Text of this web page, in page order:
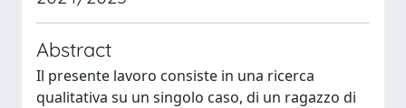
Abstract
Il presente lavoro consiste in una ricerca
qualitativa su un singolo caso, di un ragazzo di